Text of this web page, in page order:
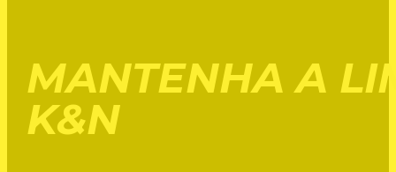
MANTENHA A
K&N